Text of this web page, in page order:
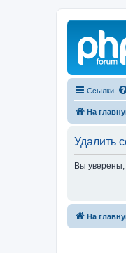
Ссылки
На
Удалить
Вы уверены,
На